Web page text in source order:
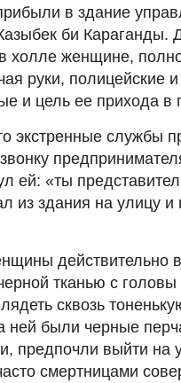
в здание
би Караганды.
холле женщине,
руки, полицейские
и цель ее прихода в
экстренные службы
ей: «ты
из здания на улицу
действительно
тканью с головы
сквозь
ней были черные
предпочли выйти на
смертницами